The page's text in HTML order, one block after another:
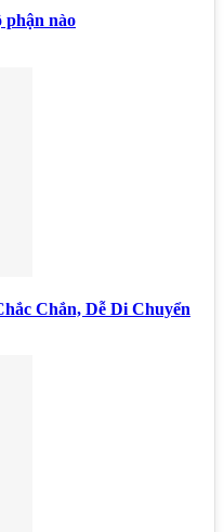
phận nào
Chắn, Dễ Di Chuyển